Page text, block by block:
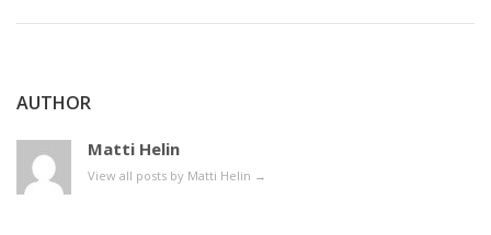
AUTHOR
Matti Helin
View all posts by Matti Helin →